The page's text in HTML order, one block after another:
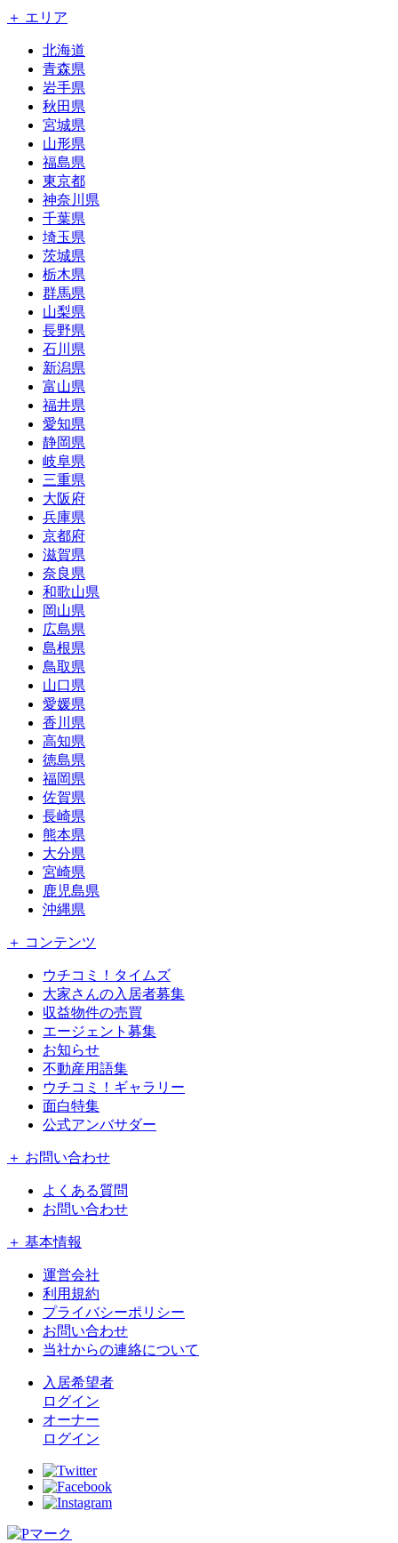
＋ エリア
北海道
青森県
岩手県
秋田県
宮城県
山形県
福島県
東京都
神奈川県
千葉県
埼玉県
茨城県
栃木県
群馬県
山梨県
長野県
石川県
新潟県
富山県
福井県
愛知県
静岡県
岐阜県
三重県
大阪府
兵庫県
京都府
滋賀県
奈良県
和歌山県
岡山県
広島県
島根県
鳥取県
山口県
愛媛県
香川県
高知県
徳島県
福岡県
佐賀県
長崎県
熊本県
大分県
宮崎県
鹿児島県
沖縄県
＋ コンテンツ
ウチコミ！タイムズ
大家さんの入居者募集
収益物件の売買
エージェント募集
お知らせ
不動産用語集
ウチコミ！ギャラリー
面白特集
公式アンバサダー
＋ お問い合わせ
よくある質問
お問い合わせ
＋ 基本情報
運営会社
利用規約
プライバシーポリシー
お問い合わせ
当社からの連絡について
入居希望者
ログイン
オーナー
ログイン